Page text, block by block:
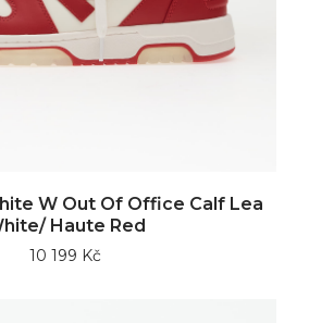
W Out Of Office Calf Lea
Haute Red
10 199 Kč